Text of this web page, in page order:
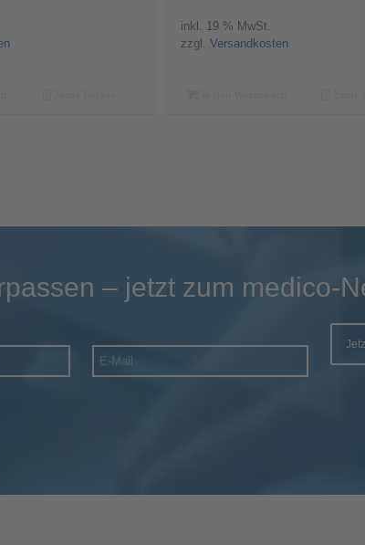
inkl. 19 % MwSt.
zzgl.Versandkosten
– jetzt zum medico-